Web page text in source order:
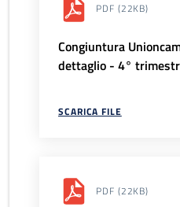
PDF (22KB)
Congiuntura
dettaglio - 4°
SCARICA FILE
PDF (22KB)